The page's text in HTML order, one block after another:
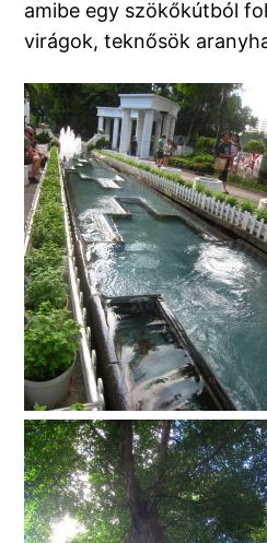
amibe egy szökőkútból
virágok, teknősök